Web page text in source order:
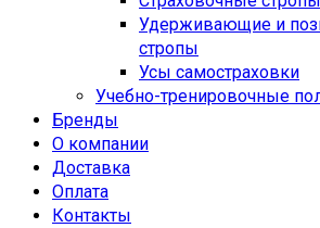
Удерживающие и
стропы
Усы самостраховки
Учебно-тренировочные
Бренды
О компании
Доставка
Оплата
Контакты